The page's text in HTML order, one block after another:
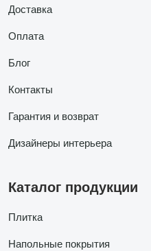
Доставка
Оплата
Блог
Контакты
Гарантия и возврат
Дизайнеры интерьера
Каталог продукции
Плитка
Напольные покрытия